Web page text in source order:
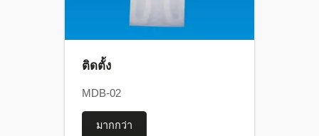
ติดตั้ง
MDB-02
มากกว่า